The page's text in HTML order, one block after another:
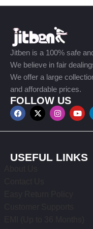
Jitben is a 100% safe
We believe in fair
We offer a large
and affordable prices.
FOLLOW US
USEFUL LINKS